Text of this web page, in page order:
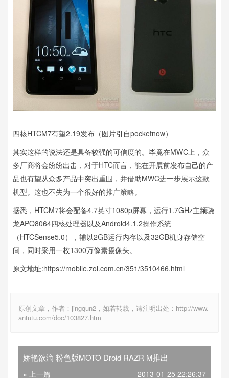
四核HTCM7有望2.19发布（图片引自pocketnow）
其实这样的说法还是具备较强的可信度的。毕竟在MWC上，众
多厂商将会纷纷出击，对于HTC而言，能在开展前发布自己的产
品也有望从众多产品中突出重围，并借助MWC进一步展示这款
机型。这也不失为一个很好的推广策略。
据悉，HTCM7将会配备4.7英寸1080p屏幕，运行1.7GHz主频骁
龙APQ8064四核处理器以及Android4.1.2操作系统
（HTCSense5.0），辅以2GB运行内存以及32GB机身存储空
间，同时采用一枚1300万像素摄像头。
原文地址:https://mobile.zol.com.cn/351/3510466.html
原创文章，作者：jingqun2，如若转载，请注明出处：http://www.
antutu.com/doc/103827.htm
娇艳欲滴 粉色版MOTO Droid RAZR M推出
« 上一篇 2013-01-25 22:26:37